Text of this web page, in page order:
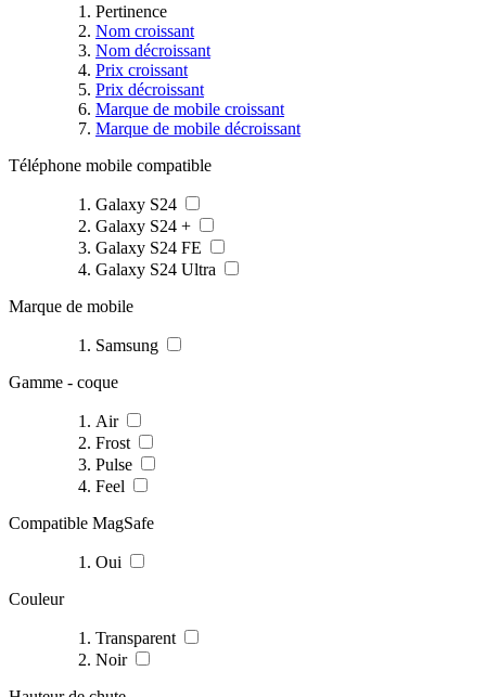
Pertinence
Nom croissant
Nom décroissant
Prix croissant
Prix décroissant
Marque de mobile croissant
Marque de mobile décroissant
Téléphone mobile compatible
Galaxy S24
Galaxy S24 +
Galaxy S24 FE
Galaxy S24 Ultra
Marque de mobile
Samsung
Gamme - coque
Air
Frost
Pulse
Feel
Compatible MagSafe
Oui
Couleur
Transparent
Noir